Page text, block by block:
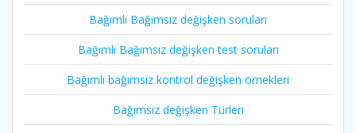
Bağımlı Bağımsız değişken soruları
Bağımlı Bağımsız değişken test soruları
Bağımlı bağımsız kontrol değişken örnekleri
Bağımsız değişken Türleri